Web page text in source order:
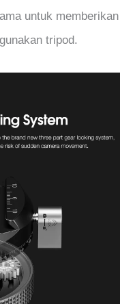
untuk memberikan
tripod.